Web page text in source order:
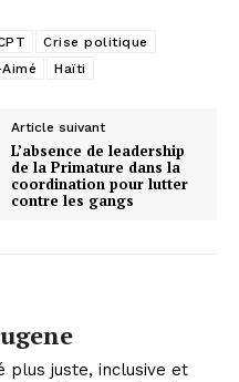
Crise politique
Haïti
Article suivant
L’absence de leadership
de la Primature dans la
coordination pour lutter
contre les gangs
plus juste, inclusive et